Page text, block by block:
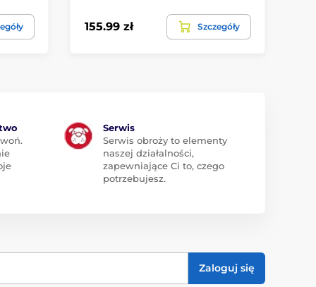
155.99 zł Szczegóły
Serwis
Serwis obroży to elementy
naszej działalności,
zapewniające Ci to, czego
potrzebujesz.
Zaloguj się